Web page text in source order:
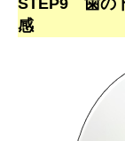
感